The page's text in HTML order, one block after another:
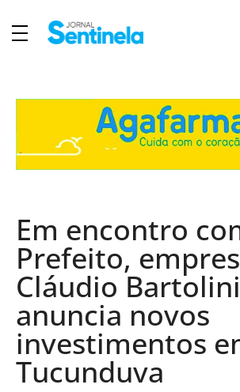
Em encontro
Prefeito,
Cláudio Bartolini
anuncia novos
investimentos
Tucunduva